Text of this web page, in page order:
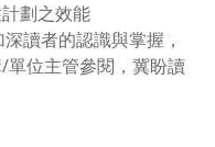
劃之效能
讀者的認識與掌握，
位主管參閱，冀盼讀